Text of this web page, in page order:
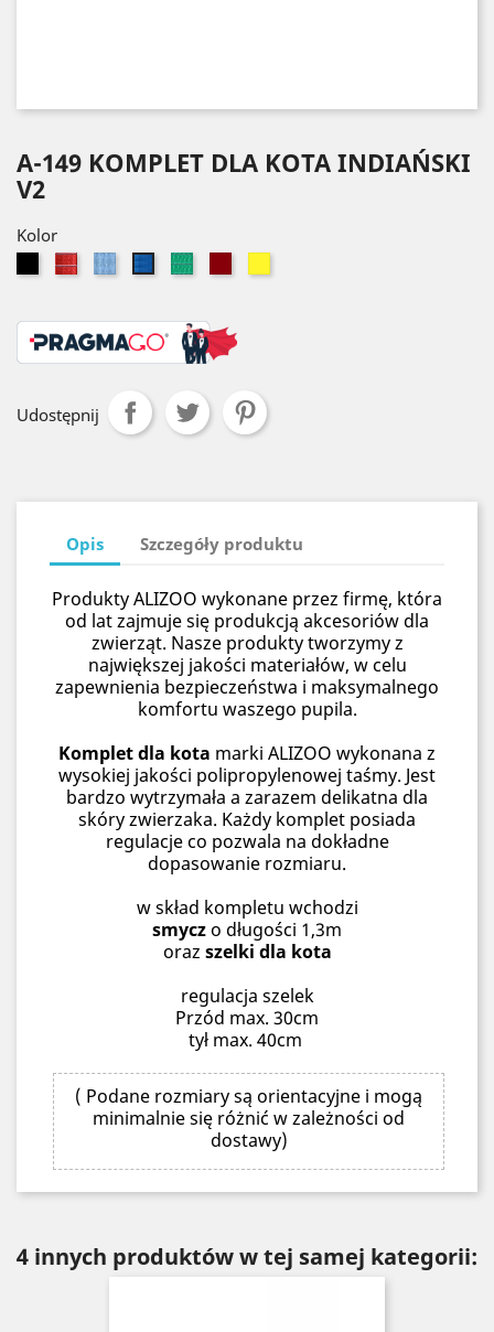
A-149 KOMPLET DLA KOTA INDIAŃSKI
V2
Kolor
CzarnyCzerwonyBłękitnyNiebieskiZielony
Udostępnij
Opis Szczegóły produktu
Produkty ALIZOO wykonane przez firmę, która
od lat zajmuje się produkcją akcesoriów dla
zwierząt. Nasze produkty tworzymy z
największej jakości materiałów, w celu
zapewnienia bezpieczeństwa i maksymalnego
komfortu waszego pupila.
Komplet dla kota marki ALIZOO wykonana z
wysokiej jakości polipropylenowej taśmy. Jest
bardzo wytrzymała a zarazem delikatna dla
skóry zwierzaka. Każdy komplet posiada
regulacje co pozwala na dokładne
dopasowanie rozmiaru.
w skład kompletu wchodzi
smycz o długości 1,3m
oraz szelki dla kota
regulacja szelek
Przód max. 30cm
tył max. 40cm
( Podane rozmiary są orientacyjne i mogą
minimalnie się różnić w zależności od
dostawy)
4 innych produktów w tej samej kategorii: